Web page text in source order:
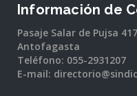
Información de
Pasaje Salar de Pujsa
Antofagasta
Teléfono: 055-2931207
E-mail: